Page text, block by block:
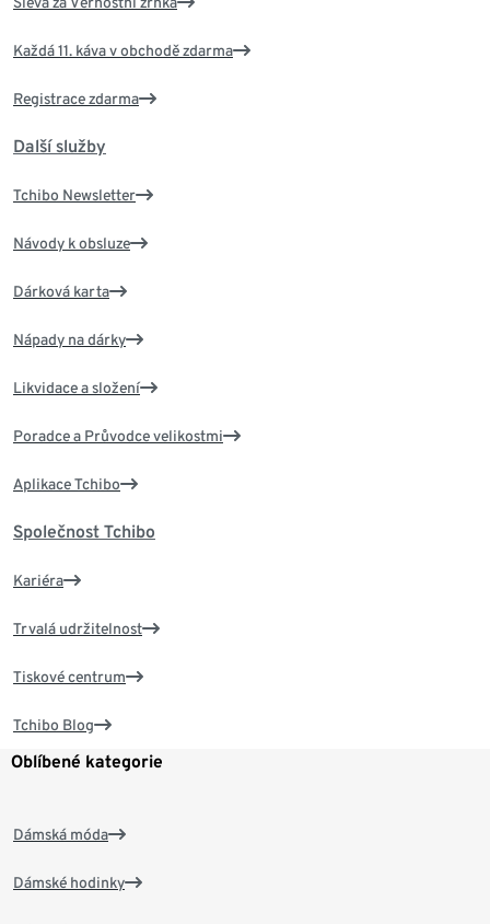
Každá 11. káva v obchodě zdarma
Registrace zdarma
Další služby
Tchibo Newsletter
Návody k obsluze
Dárková karta
Nápady na dárky
Likvidace a složení
Poradce a Průvodce velikostmi
Aplikace Tchibo
Společnost Tchibo
Kariéra
Trvalá udržitelnost
Tiskové centrum
Tchibo Blog
Oblíbené kategorie
Dámská móda
Dámské hodinky